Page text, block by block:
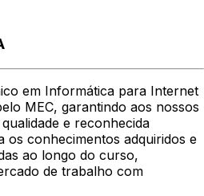
em Informática para Internet
MEC, garantindo aos nossos
e reconhecida
os conhecimentos adquiridos e
ao longo do curso,
de trabalho com